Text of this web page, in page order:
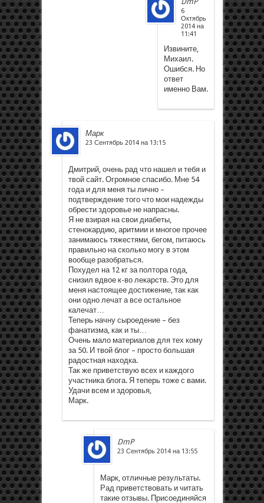
6
Октябрь
2014 на
11:41
Извините,
Михаил.
Ошибся. Но
ответ
именно Вам.
Марк
23 Сентябрь 2014 на 13:15
Дмитрий, очень рад что нашел и тебя и
твой сайт. Огромное спасибо. Мне 54
года и для меня ты лично –
подтверждение того что мои надежды
обрести здоровье не напрасны.
Я не взирая на свои диабеты,
стенокардию, аритмии и многое прочее
занимаюсь тяжестями, бегом, питаюсь
правильно на сколько могу в этом
вообще разобраться.
Похудел на 12 кг за полтора года,
снизил вдвое к-во лекарств. Это для
меня настоящее достижение, так как
они одно лечат а все остальное
калечат…
Теперь начну сыроедение – без
фанатизма, как и ты…
Очень мало материалов для тех кому
за 50. И твой блог – просто большая
радостная находка.
Так же приветствую всех и каждого
участника блога. Я теперь тоже с вами.
Удачи всем и здоровья,
Марк.
DmP
23 Сентябрь 2014 на 13:55
Марк, отличные результаты.
Рад приветствовать и читать
такие отзывы. Присоединяйся